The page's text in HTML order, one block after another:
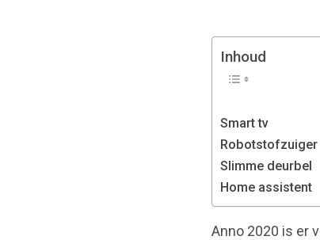
Inhoud
Smart tv
Robotstofzuiger
Slimme deurbel
Home assistent
Anno 2020 is er